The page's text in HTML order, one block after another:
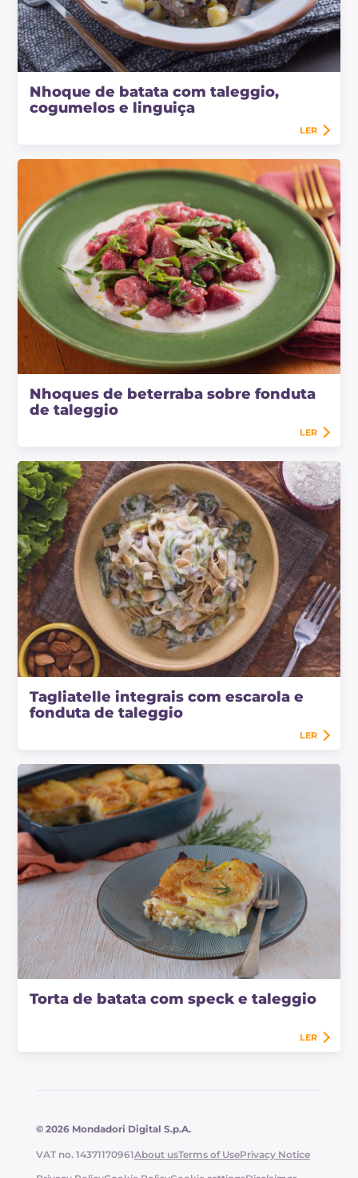
Nhoque de batata com taleggio,
cogumelos e linguiça
LER
Nhoques de beterraba sobre fonduta
de taleggio
LER
Tagliatelle integrais com escarola e
fonduta de taleggio
LER
Torta de batata com speck e taleggio
LER
© 2026 Mondadori Digital S.p.A.
VAT no. 14371170961About usTerms of UsePrivacy Notice